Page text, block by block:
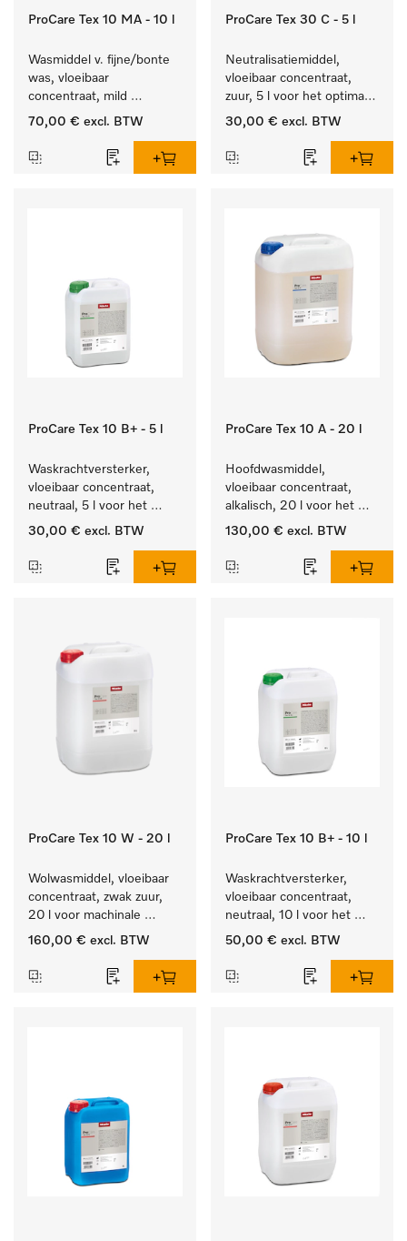
ProCare Tex 10 MA - 10 l
Wasmiddel v. fijne/bonte
was, vloeibaar
concentraat, mild
alkalisch, 10 l voor het
en gevoelig textiel.
70,00 € excl. BTW
ProCare Tex 30 C - 5 l
Neutralisatiemiddel,
vloeibaar concentraat,
zuur, 5 l voor het optimaal
beschermen van het
neutralisatie.
30,00 € excl. BTW
ProCare Tex 10 B+ - 5 l
Waskrachtversterker,
vloeibaar concentraat,
neutraal, 5 l voor het
effectief verwijderen van
30,00 € excl. BTW
ProCare Tex 10 A - 20 l
Hoofdwasmiddel,
vloeibaar concentraat,
alkalisch, 20 l voor het
reinigen van wit wasgoed
130,00 € excl. BTW
ProCare Tex 10 W - 20 l
Wolwasmiddel, vloeibaar
concentraat, zwak zuur,
20 l voor machinale
reiniging van wol.
160,00 € excl. BTW
ProCare Tex 10 B+ - 10 l
Waskrachtversterker,
vloeibaar concentraat,
neutraal, 10 l voor het
effectief verwijderen van
50,00 € excl. BTW